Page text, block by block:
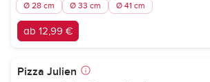
Ø 28 cm Ø 33 cm Ø 41 cm
ab 12,99 €
Pizza Julien